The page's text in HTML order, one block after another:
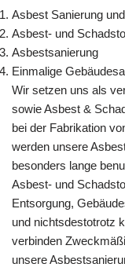
Asbest Sanierung
Asbest- und
Asbestsanierung
Einmalige
Wir setzen uns als
sowie Asbest &
bei der Fabrikation
werden unsere
besonders lange
Asbest- und
Entsorgung,
und nichtsdestotrotz
verbinden
unsere